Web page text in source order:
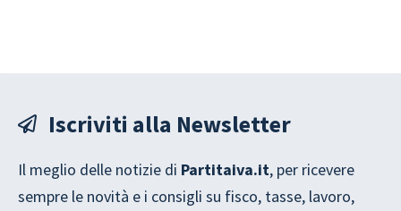
Iscriviti alla Newsletter
Il meglio delle notizie di Partitaiva.it, per ricevere
sempre le novità e i consigli su fisco, tasse, lavoro,